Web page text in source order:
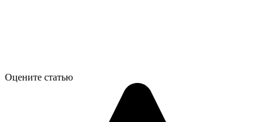
Оцените статью